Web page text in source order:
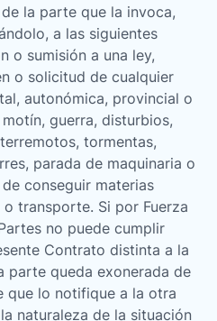
la parte que la invoca,
a las siguientes
o sumisión a una ley,
o solicitud de cualquier
autonómica, provincial o
guerra, disturbios,
tormentas,
parada de maquinaria o
conseguir materias
transporte. Si por Fuerza
no puede cumplir
Contrato distinta a la
parte queda exonerada de
que lo notifique a la otra
naturaleza de la situación